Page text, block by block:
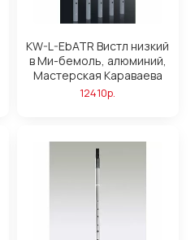
KW-L-EbATR Вистл низкий
в Ми-бемоль, алюминий,
Мастерская Караваева
12410р.